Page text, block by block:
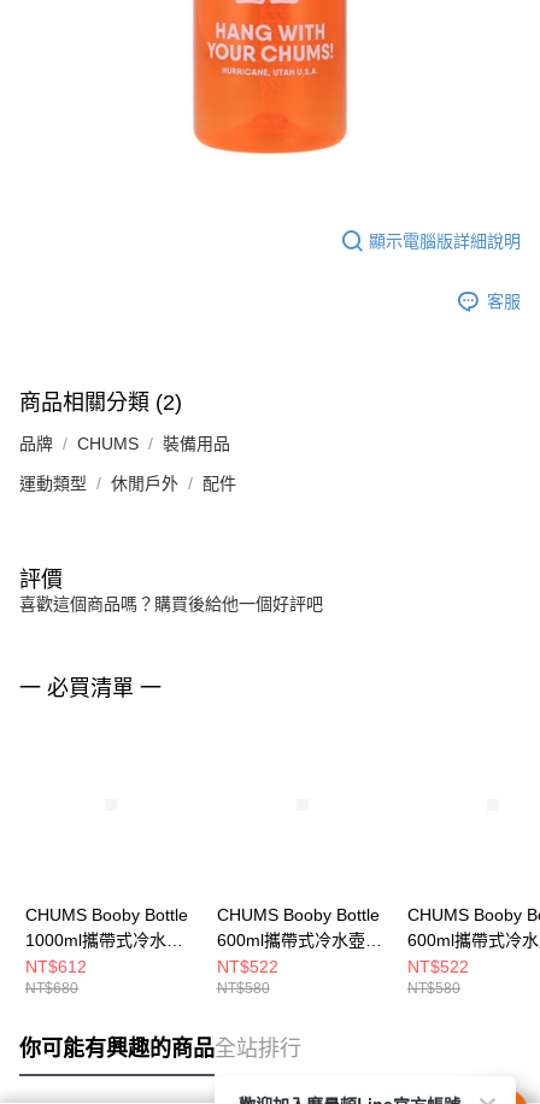
顯示電腦版詳細說明
客服
商品相關分類 (2)
品牌 CHUMS 裝備用品
運動類型 休閒戶外 配件
評價
喜歡這個商品嗎？購買後給他一個好評吧
一 必買清單 一
CHUMS Booby Bottle
1000ml攜帶式冷水壺
橘/淺藍
CH622125D027
NT$612
NT$680
CHUMS Booby Bottle
600ml攜帶式冷水壺
橘/萊姆
CH622124D026
NT$522
NT$580
CHUMS Booby
600ml攜帶式冷
明/淺藍色
CH622124W111
NT$522
NT$580
你可能有興趣的商品全站排行